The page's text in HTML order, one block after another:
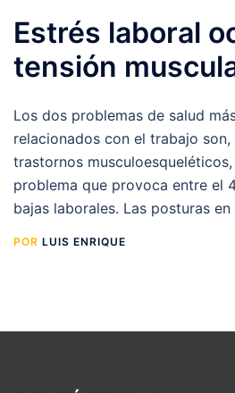
Estrés laboral
tensión
Los dos problemas de salud
relacionados con el trabajo
trastornos
problema que provoca entre el
bajas laborales. Las posturas
POR LUIS ENRIQUE